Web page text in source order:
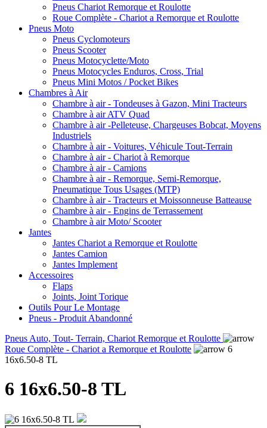
Pneus Chariot Remorque et Roulotte
Roue Complète - Chariot a Remorque et Roulotte
Pneus Moto
Pneus Cyclomoteurs
Pneus Scooter
Pneus Motocyclette/Moto
Pneus Motocycles Enduros, Cross, Trial
Pneus Mini Motos / Pocket Bikes
Chambres à Air
Chambre à air - Tondeuses à Gazon, Mini Tracteurs
Chambre à air ATV Quad
Chambre à air -Pelleteuse, Chargeuses Bobcat, Moyens
Industriels
Chambre à air - Voitures, Véhicule Tout-Terrain
Chambre à air - Chariot à Remorque
Chambre à air - Camions
Chambre à air - Remorque, Semi-Remorque,
Pneumatique Tous Usages (MTP)
Chambre à air - Tracteurs et Moissonneuse Batteause
Chambre à air - Engins de Terrassement
Chambre à air Moto/ Scooter
Jantes
Jantes Chariot a Remorque et Roulotte
Jantes Camion
Jantes Implement
Accessoires
Flaps
Joints, Joint Torique
Outils Pour Le Montage
Pneus - Produit Abandonné
Pneus Auto, Tout- Terrain, Chariot Remorque et Roulotte
Roue Complète - Chariot a Remorque et Roulotte
6
16x6.50-8 TL
6 16x6.50-8 TL